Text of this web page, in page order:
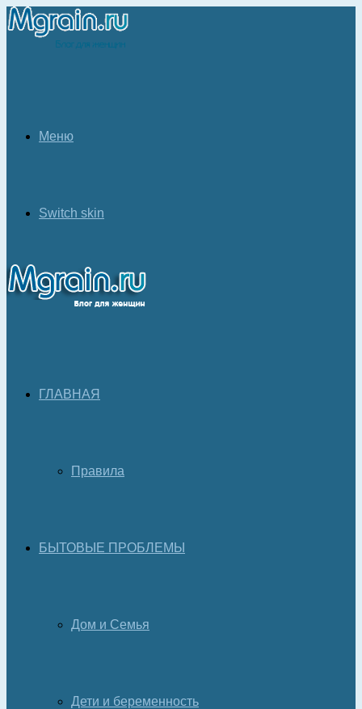
Меню
Switch skin
ГЛАВНАЯ
Правила
БЫТОВЫЕ ПРОБЛЕМЫ
Дом и Семья
Дети и беременность